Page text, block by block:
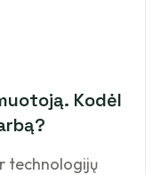
Kodėl
technologijų